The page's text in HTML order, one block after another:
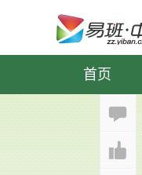
首页